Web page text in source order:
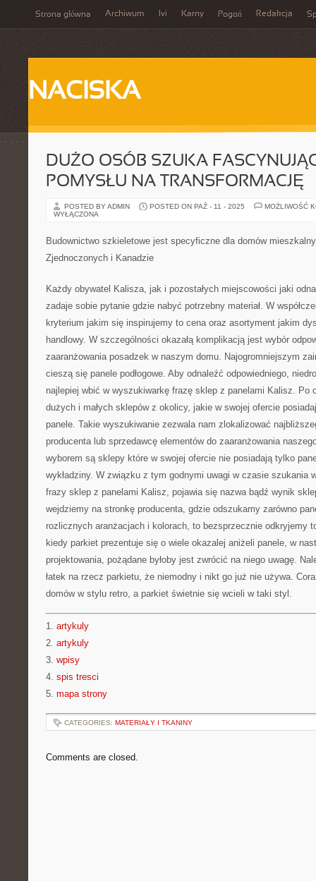
Strona główna Archiwum Ivi Karny Pogoń Redakcja
NACISKA
DUŻO OSÓB SZUKA
POMYSŁU NA TRANSFORMACJĘ
POSTED BY ADMIN POSTED ON PAŹ - 11 - 2025
MOŻLIWOŚĆ
WYŁĄCZONA
Budownictwo szkieletowe jest specyficzne dla domów
Zjednoczonych i Kanadzie
Każdy obywatel Kalisza, jak i pozostałych miejscowości jaki
zadaje sobie pytanie gdzie nabyć potrzebny materiał. W
kryterium jakim się inspirujemy to cena oraz asortyment jakim
handlowy. W szczególności okazałą komplikacją jest wybór
zaaranżowania posadzek w naszym domu. Najogromniejszym
cieszą się panele podłogowe. Aby odnaleźć odpowiedniego,
najlepiej wbić w wyszukiwarkę frazę sklep z panelami Kalisz. Po
dużych i małych sklepów z okolicy, jakie w swojej ofercie
panele. Takie wyszukiwanie zezwala nam zlokalizować
producenta lub sprzedawcę elementów do zaaranżowania
wyborem są sklepy które w swojej ofercie nie posiadają tylko
wykładziny. W związku z tym godnymi uwagi w czasie szukania
frazy sklep z panelami Kalisz, pojawia się nazwa bądź wynik
wejdziemy na stronkę producenta, gdzie odszukamy zarówno
rozlicznych aranżacjach i kolorach, to bezsprzecznie odkryjemy
kiedy parkiet prezentuje się o wiele okazalej aniżeli panele, w
projektowania, pożądane byłoby jest zwrócić na niego uwagę.
łatek na rzecz parkietu, że niemodny i nikt go już nie używa.
domów w stylu retro, a parkiet świetnie się wcieli w taki styl.
1. artykuly
2. artykuly
3. wpisy
4. spis tresci
5. mapa strony
CATEGORIES: MATERIAŁY I TKANINY
Comments are closed.